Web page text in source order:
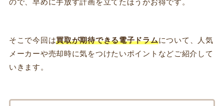
ので、早めに手放す計画を立てたほうがお得です。
そこで今回は買取が期待できる電子ドラムについて、人気
メーカーや売却時に気をつけたいポイントなどご紹介して
いきます。